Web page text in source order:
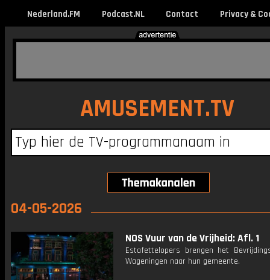
Nederland.FM Podcast.NL Contact Privacy &
AMUSEMENT.TV
04-05-2026
NOS Vuur van de Vrijheid: Afl. 1
Estafettelopers brengen het
Wageningen naar hun gemeente.